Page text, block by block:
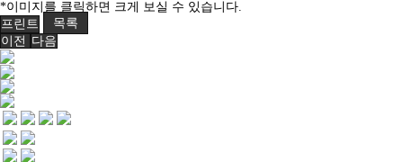
문화유산활용
문화유산활용사업
사업실적
역사문화콘텐츠
사업소개
걸어온길
오시는길
문화유산활
용사업
역사문화교육
기행
메인
소개
문화유산활용
역사문화콘텐츠
교육
*이미지를 클릭하면 크게 보실 수 있습니다.
프린트
목록
이전 다음